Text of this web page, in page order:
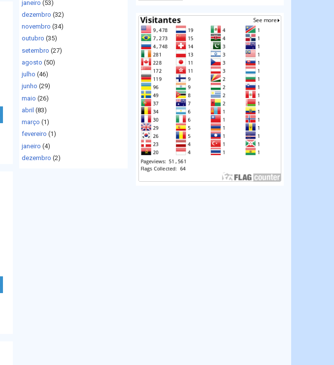
janeiro (53)
dezembro (32)
novembro (34)
outubro (35)
setembro (27)
agosto (50)
julho (46)
junho (29)
maio (26)
abril (83)
março (1)
fevereiro (1)
janeiro (4)
dezembro (2)